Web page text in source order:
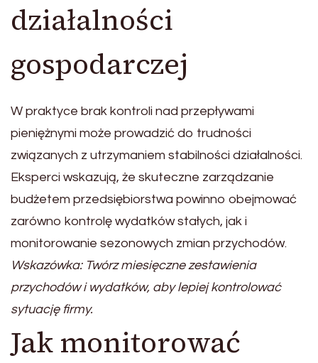
działalności
gospodarczej
W praktyce brak kontroli nad przepływami
pieniężnymi może prowadzić do trudności
związanych z utrzymaniem stabilności działalności.
Eksperci wskazują, że skuteczne zarządzanie
budżetem przedsiębiorstwa powinno obejmować
zarówno kontrolę wydatków stałych, jak i
monitorowanie sezonowych zmian przychodów.
Wskazówka: Twórz miesięczne zestawienia
przychodów i wydatków, aby lepiej kontrolować
sytuację firmy.
Jak monitorować